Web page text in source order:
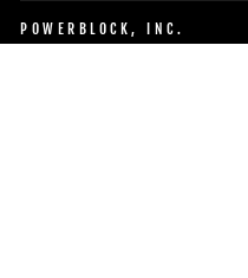
POWERBLOCK, INC.